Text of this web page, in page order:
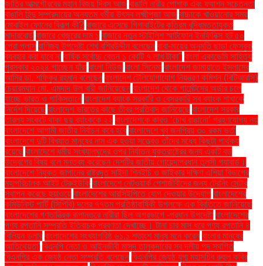
জাতির আত্মগৌরবের মহান বিজয় দিবস আজ বাঙালি নারীর পোশাক এবং ফ্যাশন সচেতনতা
বাঙালি হিন্দু সম্প্রদায়ের অন্যতম ধর্মীয় উৎসব লক্ষ্মীপূজা আজ বাচ্চাকে খাওয়ানোর সময়
মোবাইল ফোনের বিকল্প কী? বাজারে এসেছে গিগাবাইটের কৃত্রিম বুদ্ধিমত্তাযুক্ত
মাদারবোর্ড বাজারে খেজুরের দাম ১ বাজারে নতুন স্টাইলিশ স্মার্টফোন ইনফিনিক্স হট ৫০
প্রো প্লাস বাণিজ্য উপদেষ্টা শেখ বশিরউদ্দীন বলেছেন বাবা-মায়ের অনুমতি ছাড়া ফেসবুক
ব্যবহার করা যাবে না বার্ষিক সর্বোচ্চ বেতন ১ কোটি ৭ লাখ টাকা" বাংলা একাডেমি সাহিত্য
পুরস্কার ২০২৪ পাচ্ছেন যাঁরা বাংলা নিউজ বাংলা সিনেমা বাংলাদেশ জামায়াতে ইসলামের
আমির ডা. শফিকুর রহমান বলেছেন বাংলাদেশ টেলিযোগাযোগ নিয়ন্ত্রণ কমিশন (বিটিআরসি)
চেয়ারম্যান মো. এমদাদ উল বারী জানিয়েছেন বাংলাদেশ থেকে গার্মেন্টসের অর্ডার চলে
যাচ্ছে ভারত ও পাকিস্তানে বাংলাদেশ ব্যাংক সরকারি ও বেসরকারি সব ব্যাংক শাখাকে
নির্দেশ দিয়েছে বাংলাদেশ ভারতের কাছে তীব্র প্রতিবাদ জানিয়েছে বাংলাদেশ সরকার
তারল্য সংকটে থাকা ছয় ব্যাংককে ২২ বাংলাদেশকে কারও ‘চোখ রাঙানো’ গ্রহণযোগ্য নয়
বাংলাদেশে আগামী জাতীয় নির্বাচন কবে হবে বাংলাদেশে খুব জনপ্রিয় ৩০ রকম ভর্তা
বাংলাদেশে দুটি বিখ্যাত মানুষের নাম এক হওয়া সত্ত্বেও তাঁদের মধ্যে কিছুটা পার্থক্য
রয়েছে বাংলাদেশে ধর্মীয় সংখ্যালঘুদের ওপর নির্যাতন যুক্তরাষ্ট্রের জন্য একটি বড়
উদ্বেগের বিষয় বলে মন্তব্য করেছেন দেশটির জাতীয় গোয়েন্দাপ্রধান তুলসী গ্যাবার্ড।
বাংলাদেশে নিযুক্ত জাপানের রাষ্ট্রদূত সাইদা শিনইচি ও জাইকার দক্ষিণ এশিয়া বিভাগের
মহাপরিচালক আইট টেরুইউকি বাংলাদেশে নেটওয়ার্ক পেশাজীবীদের জন্য ট্রেনিং সেন্টার
স্থাপন করেছে হুয়াওয়ে বাংলাদেশের আরসিইপিতে যোগ দেওয়ার উদ্যোগ বাংলাদেশের
কমিউনিস্ট পার্টি (সিপিবি) দলের ৭৭তম প্রতিষ্ঠাবার্ষিকী উপলক্ষে এক বিবৃতিতে জানিয়েছে
বাংলাদেশের গণতান্ত্রিক রূপান্তরে নারীরা ছিল অগ্রভাগে -প্রধান উপদেষ্টা বাংলাদেশের
পণ্য রপ্তানি সম্প্রতি ইতিবাচক প্রবণতা দেখাচ্ছে। টানা চার মাস ধরে পণ্য রপ্তানি ৪
বিলিয়ন ডলার বাংলাদেশের সংখ্যাগরিষ্ঠ ৬১.১ শতাংশ মানুষ মনে করেন বাংলার মানুষের
আতিথেয়তা' বিএনপি নেতা ও আইনজীবী মাসুদ তালুকদারের সব দলীয় পদ স্থগিত
বিএনপির এক জ্যেষ্ঠ নেতা সম্প্রতি বলেছেন বিএনপির জ্যেষ্ঠ যুগ্ম মহাসচিব রুহুল কবির